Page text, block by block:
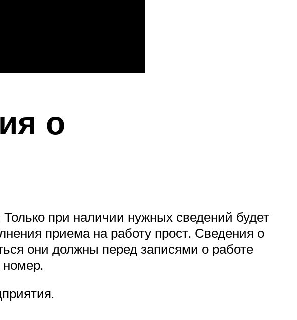
о
при наличии нужных сведений будет
приема на работу прост. Сведения о
они должны перед записями о работе